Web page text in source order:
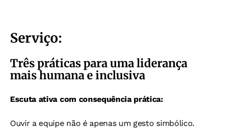
Serviço:
Três práticas para uma liderança
mais humana e inclusiva
Escuta ativa com consequência prática:
Ouvir a equipe não é apenas um gesto simbólico.